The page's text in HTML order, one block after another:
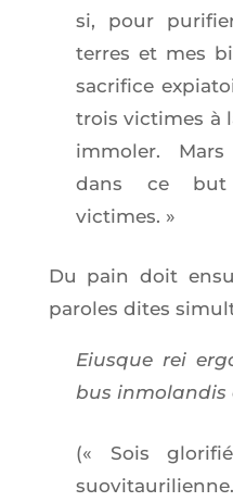
si, pour
terres et mes
sacri­fice
trois vic­times à
immo­ler.
dans ce
victimes. »
Du pain doit
paroles dites
Eiusque rei
bus inmo­lan­dis
(« Sois
suovitaurilienne.